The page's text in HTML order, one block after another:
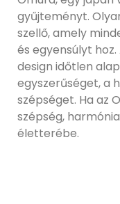
gyűjteményt.
szellő, amely
és egyensúlyt
design időtlen
egyszerűséget, a
szépséget. Ha az
szépség,
életterébe.